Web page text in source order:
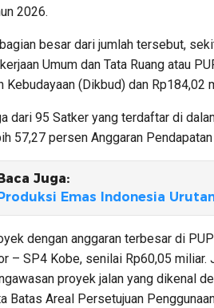
2026.
besar dari jumlah tersebut,
Umum dan Tata Ruang atau
Kebudayaan (Dikbud) dan Rp184,02
dari 95 Satker yang terdaftar di
57,27 persen Anggaran
Juga:
Emas Indonesia
dengan anggaran terbesar di
– SP4 Kobe, senilai Rp60,05 miliar.
proyek jalan yang dikenal
Batas Areal Persetujuan